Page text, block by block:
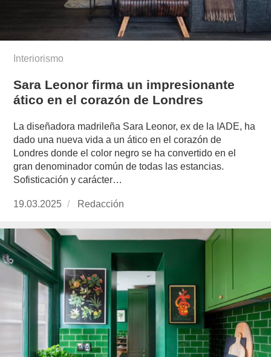
Interiorismo
Sara Leonor firma un impresionante
ático en el corazón de Londres
La diseñadora madrileña Sara Leonor, ex de la IADE, ha
dado una nueva vida a un ático en el corazón de
Londres donde el color negro se ha convertido en el
gran denominador común de todas las estancias.
Sofisticación y carácter…
Publicado
19.03.2025 https://www.experimenta.es/author/redaccion/
Redacción